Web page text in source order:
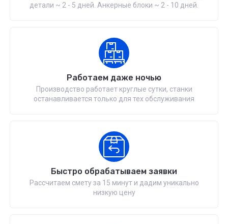
детали ~ 2 - 5 дней. Анкерные блоки ~ 2 - 10 дней.
Работаем даже ночью
Производство работает круглые сутки, станки
останавливается только для тех обслуживания
Быстро обрабатываем заявки
Рассчитаем смету за 15 минут и дадим уникально
низкую цену